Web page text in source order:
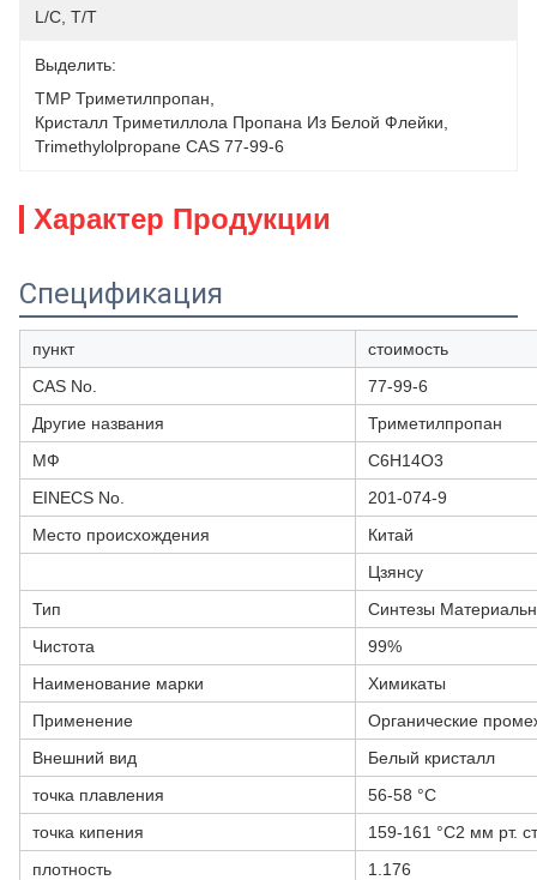
L/C, T/T
Выделить:
TMP Триметилпропан
Кристалл Триметиллола Пропана Из Белой Флейки
Trimethylolpropane CAS 77-99-6
Характер Продукции
Спецификация
пункт
стоимость
CAS No.
77-99-6
Другие названия
Триметилпропан
МФ
C6H14O3
EINECS No.
201-074-9
Место происхождения
Китай
Цзянсу
Тип
Синтезы
Чистота
99%
Наименование марки
Химикаты
Применение
Органические
Внешний вид
Белый кристалл
точка плавления
56-58 °C
точка кипения
159-161 °C2 мм рт.
плотность
1.176